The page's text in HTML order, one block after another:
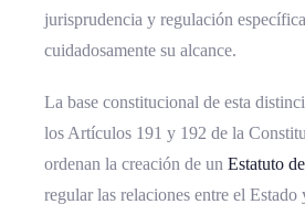
jurisprudencia y regulación
cuidadosamente su alcance.
La base constitucional de esta
los Artículos 191 y 192 de la
ordenan la creación de un Estatuto
regular las relaciones entre el Estado